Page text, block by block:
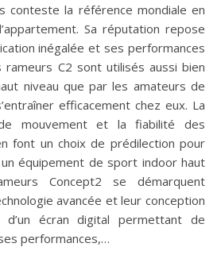
Sa réputation repose
inégalée et ses performances
rameurs C2 sont utilisés aussi bien
niveau que par les amateurs de
efficacement chez eux. La
mouvement et la fiabilité des
font un choix de prédilection pour
équipement de sport indoor haut
Concept2 se démarquent
avancée et leur conception
d’un écran digital permettant de
performances,…